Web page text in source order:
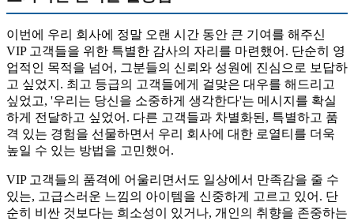
이번에 우리 회사에 정말 오랜 시간 동안 큰 기여를 해주신
VIP 고객들을 위한 특별한 감사의 자리를 마련했어. 단순히 영
업적인 목적을 넘어, 그분들의 신뢰와 성원에 진심으로 보답하
고 싶었지. 최고 등급의 고객들에게 걸맞은 대우를 해드리고
싶었고, '우리는 당신을 소중하게 생각한다'는 메시지를 확실
하게 전달하고 싶었어. 다른 고객들과 차별화된, 특별하고 품
격 있는 경험을 선물하면서 우리 회사에 대한 로열티를 더욱
높일 수 있는 방법을 고민했어.
VIP 고객들의 품격에 어울리면서도 일상에서 만족감을 줄 수
있는, 고급스러운 느낌의 아이템을 신중하게 고르고 있어. 단
순히 비싼 것보다는 희소성이 있거나, 개인의 취향을 존중하는